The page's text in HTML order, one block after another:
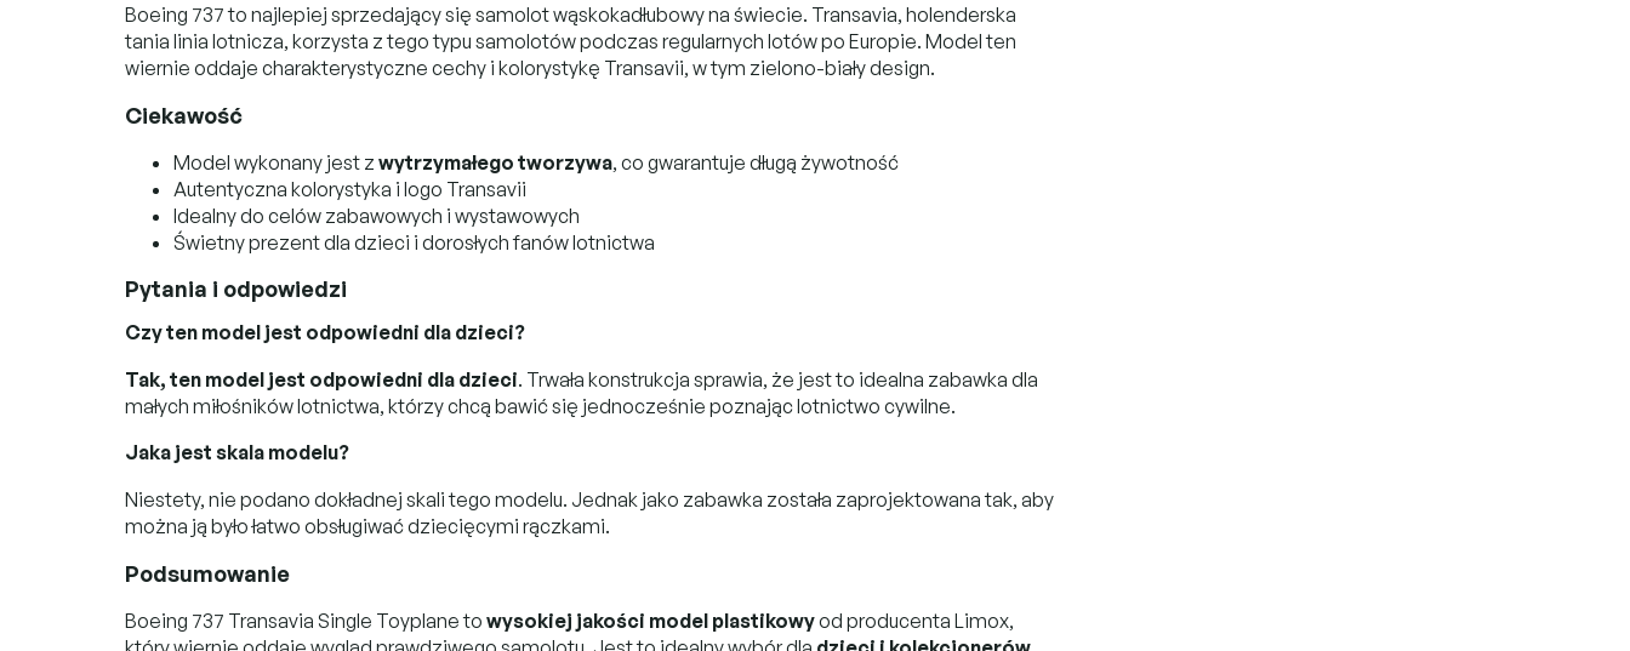
Boeing 737 to najlepiej sprzedający się samolot wąskokadłubowy na świecie. Transavia, holenderska
tania linia lotnicza, korzysta z tego typu samolotów podczas regularnych lotów po Europie. Model ten
wiernie oddaje charakterystyczne cechy i kolorystykę Transavii, w tym zielono-biały design.
Ciekawość
Model wykonany jest z wytrzymałego tworzywa, co gwarantuje długą żywotność
Autentyczna kolorystyka i logo Transavii
Idealny do celów zabawowych i wystawowych
Świetny prezent dla dzieci i dorosłych fanów lotnictwa
Pytania i odpowiedzi
Czy ten model jest odpowiedni dla dzieci?
Tak, ten model jest odpowiedni dla dzieci. Trwała konstrukcja sprawia, że jest to idealna zabawka dla
małych miłośników lotnictwa, którzy chcą bawić się jednocześnie poznając lotnictwo cywilne.
Jaka jest skala modelu?
Niestety, nie podano dokładnej skali tego modelu. Jednak jako zabawka została zaprojektowana tak, aby
można ją było łatwo obsługiwać dziecięcymi rączkami.
Podsumowanie
Boeing 737 Transavia Single Toyplane to wysokiej jakości model plastikowyod producenta Limox,